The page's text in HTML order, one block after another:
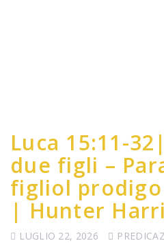
Luca 15:11-
due figli –
figliol
| Hunter
LUGLIO 22, 2026